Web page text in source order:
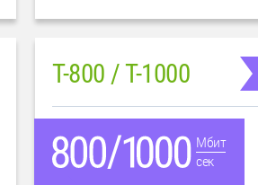
T-800 / T-1000
Мбит
сек